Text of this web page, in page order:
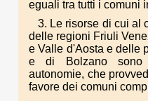
eguali tra tutti i comuni
3. Le risorse di cui al
delle regioni Friuli
e Valle d'Aosta e delle
e di Bolzano sono
autonomie, che
favore dei comuni